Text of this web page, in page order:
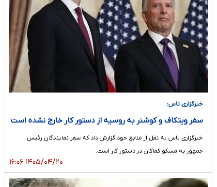
خبرگزاری تاس:
سفر ویتکاف و کوشنر به روسیه از دستور کار خارج نشده است
خبرگزاری تاس به نقل از منابع خود گزارش داد که سفر نمایندگان رئیس
جمهور به مسکو کماکان در دستور کار است.
۱۴۰۵/۰۴/۲۰ ۱۶:۰۶